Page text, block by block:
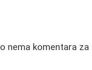
nema komentara za